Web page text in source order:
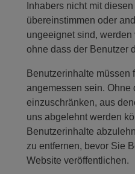
Inhabers nicht mit
übereinstimmen oder
ungeeignet sind, werden
ohne dass der Benutzer
Benutzerinhalte müssen
angemessen sein. Ohne
einzuschränken, aus
uns abgelehnt werden
Benutzerinhalte
zu entfernen, bevor Sie
Website veröffentlichen.